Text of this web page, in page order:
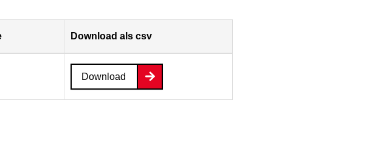
Download als csv
Download